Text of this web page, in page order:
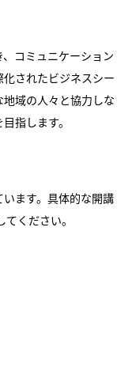
コミュニケーション
されたビジネスシー
域の人々と協力しな
指します。
ます。具体的な開講
てください。